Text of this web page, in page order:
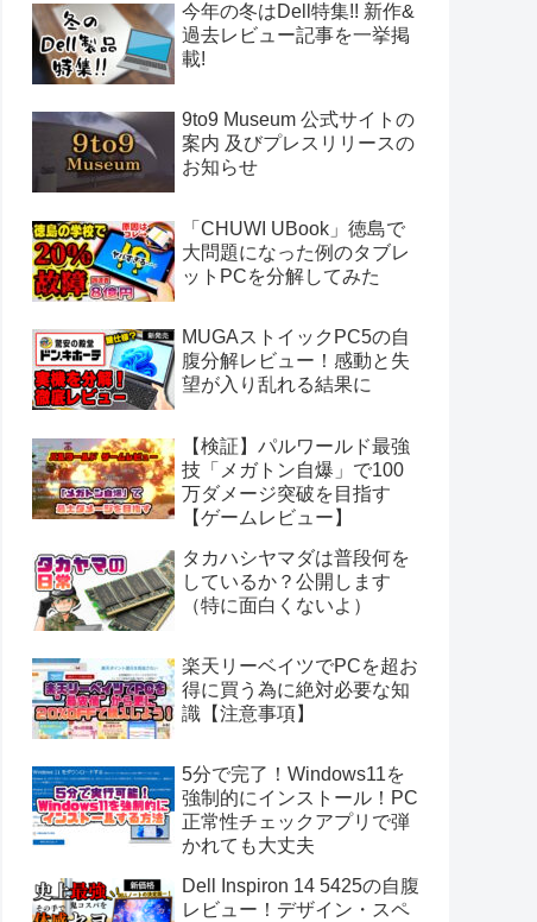
今年の冬はDell特集!! 新作&
過去レビュー記事を一挙掲
載!
9to9 Museum 公式サイトの
案内 及びプレスリリースの
お知らせ
「CHUWI UBook」徳島で
大問題になった例のタブレ
ットPCを分解してみた
MUGAストイックPC5の自
腹分解レビュー！感動と失
望が入り乱れる結果に
【検証】パルワールド最強
技「メガトン自爆」で100
万ダメージ突破を目指す
【ゲームレビュー】
タカハシヤマダは普段何を
しているか？公開します
（特に面白くないよ）
楽天リーベイツでPCを超お
得に買う為に絶対必要な知
識【注意事項】
5分で完了！Windows11を
強制的にインストール！PC
正常性チェックアプリで弾
かれても大丈夫
Dell Inspiron 14 5425の自腹
レビュー！デザイン・スペ